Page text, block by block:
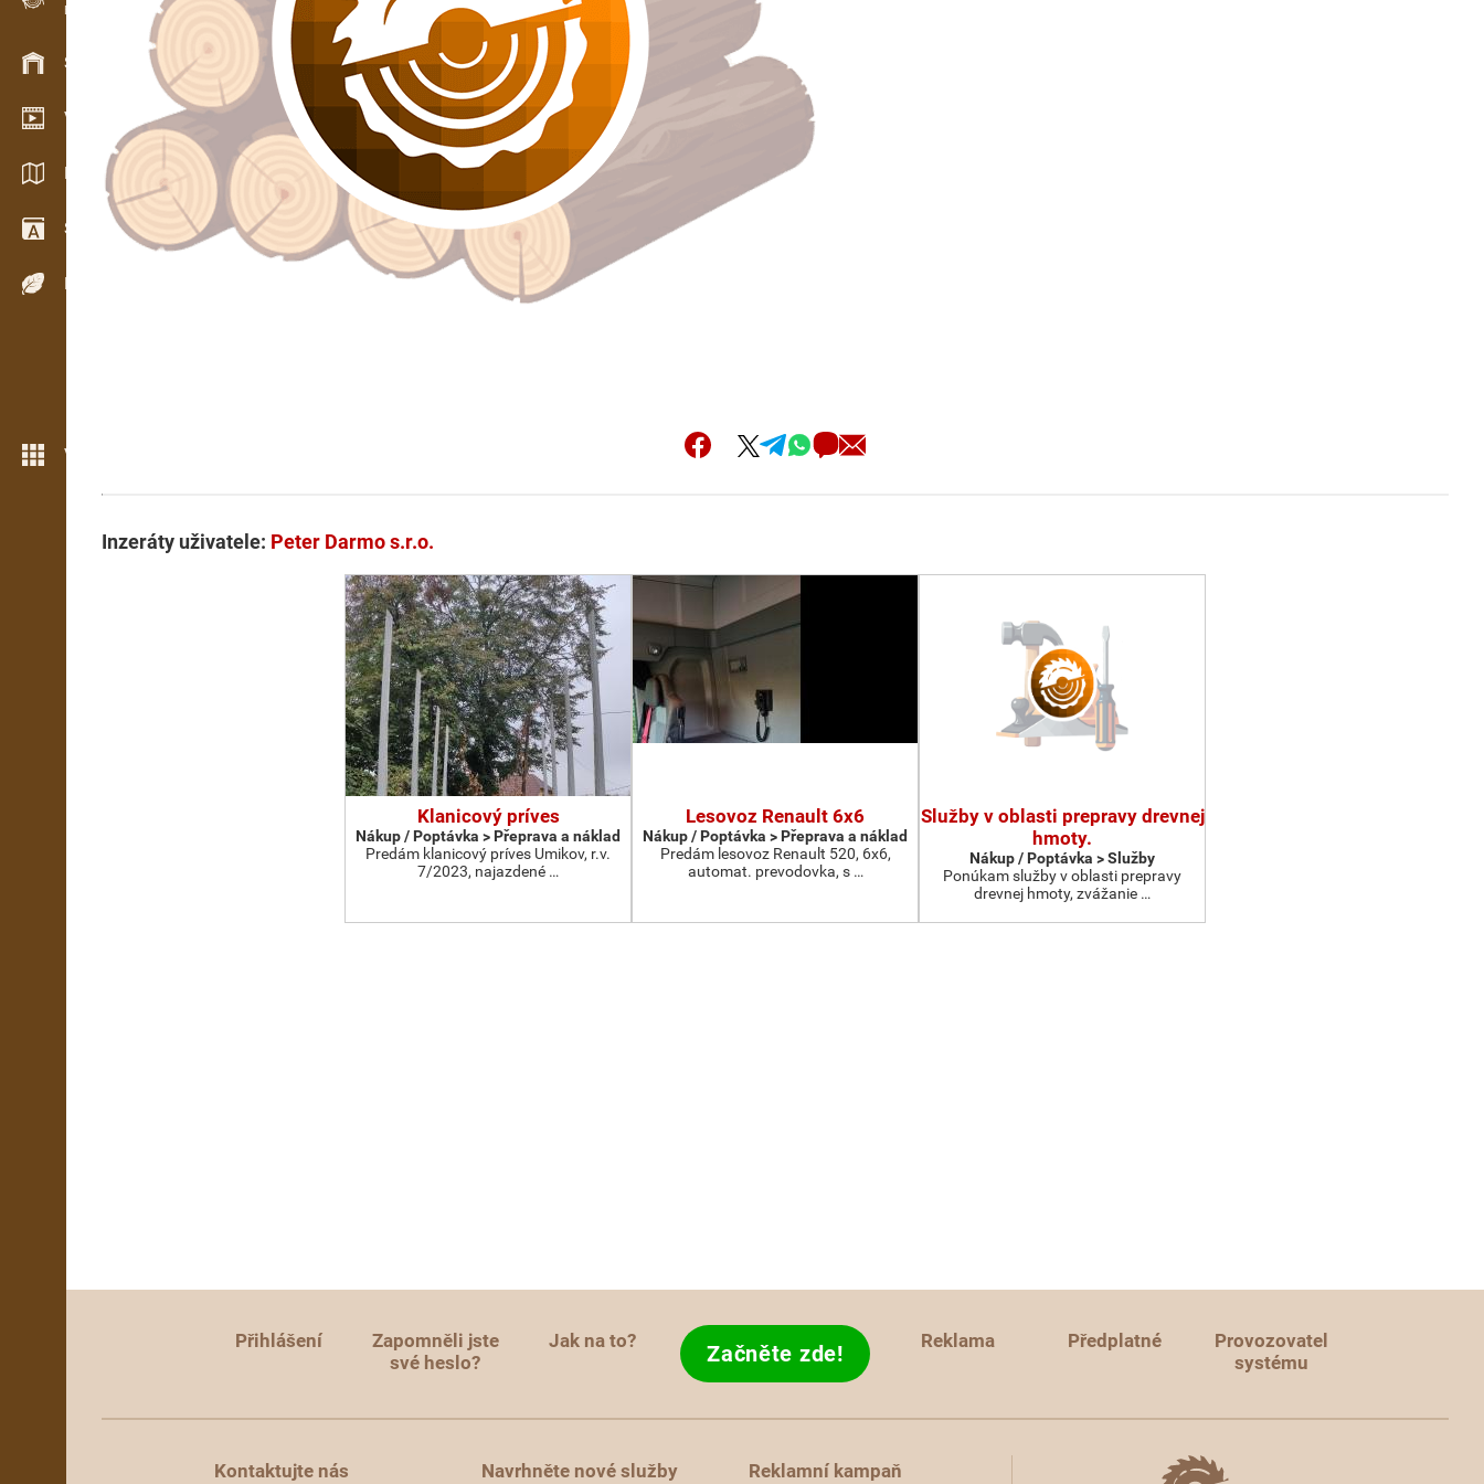
Evidence dřeva v terénu
Skladové hospodářství
Video showroom
Katalogy / Brožury
Slovník
Dřeviny
Více možností
Inzeráty uživatele: Peter Darmo s.r.o.
Klanicový príves
Nákup / Poptávka > Přeprava a náklad
Predám klanicový príves Umikov, r.v.
7/2023, najazdené …
Lesovoz Renault 6x6
Nákup / Poptávka > Přeprava a náklad
Predám lesovoz Renault 520, 6x6,
automat. prevodovka, s …
Služby v oblasti prepravy drevnej
hmoty.
Nákup / Poptávka > Služby
Ponúkam služby v oblasti prepravy
drevnej hmoty, zvážanie …
Přihlášení
Zapomněli jste
své heslo?
Jak na to? Začněte zde! Reklama Předplatné
Provozovatel
systému
Kontaktujte nás Navrhněte nové služby Reklamní kampaň